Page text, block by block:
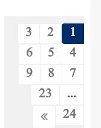
1
2
3
4
5
6
7
8
9
...
23
24